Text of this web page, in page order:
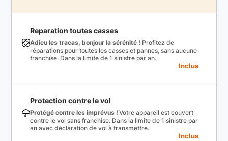
Reparation toutes casses
Adieu les tracas, bonjour la sérénité ! Profitez de
réparations pour toutes les casses et pannes, sans aucune
franchise. Dans la limite de 1 sinistre par an.
Inclus
Protection contre le vol
Protégé contre les imprévus ! Votre appareil est couvert
contre le vol sans franchise. Dans la limite de 1 sinistre par
an avec déclaration de vol à transmettre.
Inclus